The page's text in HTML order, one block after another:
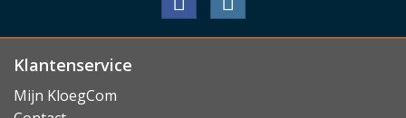
Klantenservice
Mijn KloegCom